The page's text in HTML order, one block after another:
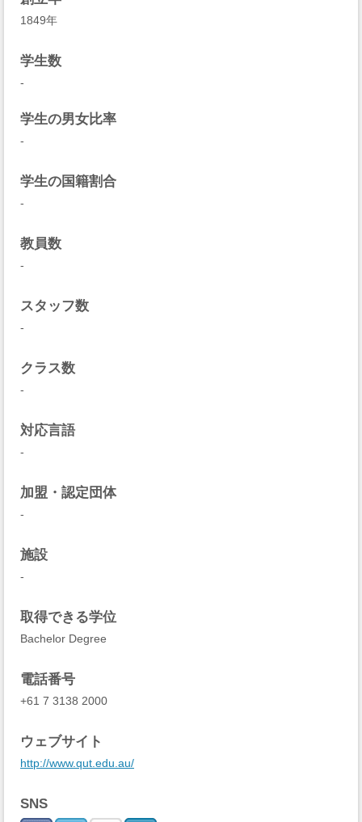
1849年
学生数
-
学生の男女比率
-
学生の国籍割合
-
教員数
-
スタッフ数
-
クラス数
-
対応言語
-
加盟・認定団体
-
施設
-
取得できる学位
Bachelor Degree
電話番号
+61 7 3138 2000
ウェブサイト
http://www.qut.edu.au/
SNS